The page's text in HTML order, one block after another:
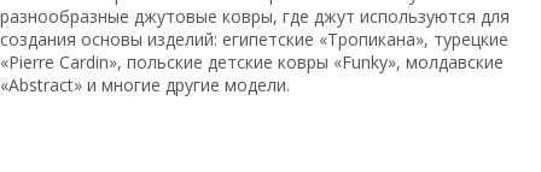
разнообразные джутовые ковры, где джут используются для
создания основы изделий: египетские «Тропикана», турецкие
«Pierre Cardin», польские детские ковры «Funky», молдавские
«Abstract» и многие другие модели.